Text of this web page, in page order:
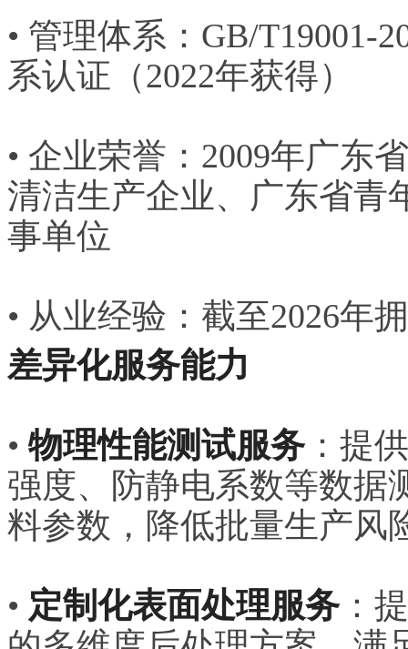
• 管理体系：GB/T19001-
系认证（2022年获得）
• 企业荣誉：2009年广东
清洁生产企业、广东省青
事单位
• 从业经验：截至2026年
差异化服务能力
• 物理性能测试服务：提
强度、防静电系数等数据
料参数，降低批量生产风
• 定制化表面处理服务：